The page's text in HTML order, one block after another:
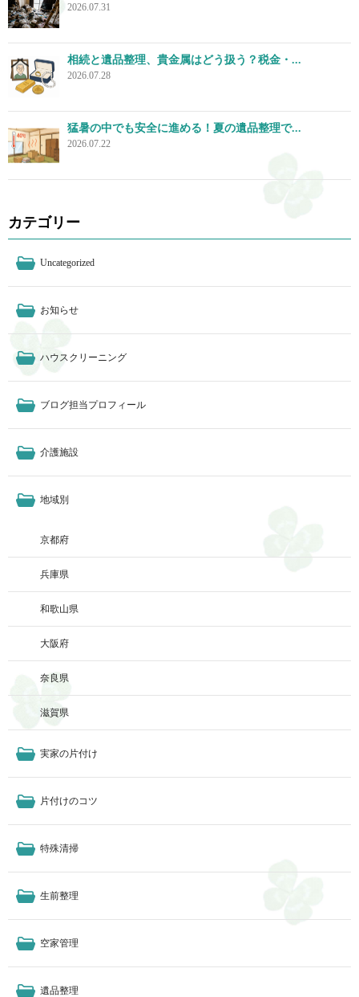
2026.07.31
相続と遺品整理、貴金属はどう扱う？税金・...
2026.07.28
猛暑の中でも安全に進める！夏の遺品整理で...
2026.07.22
カテゴリー
Uncategorized
お知らせ
ハウスクリーニング
ブログ担当プロフィール
介護施設
地域別
京都府
兵庫県
和歌山県
大阪府
奈良県
滋賀県
実家の片付け
片付けのコツ
特殊清掃
生前整理
空家管理
遺品整理